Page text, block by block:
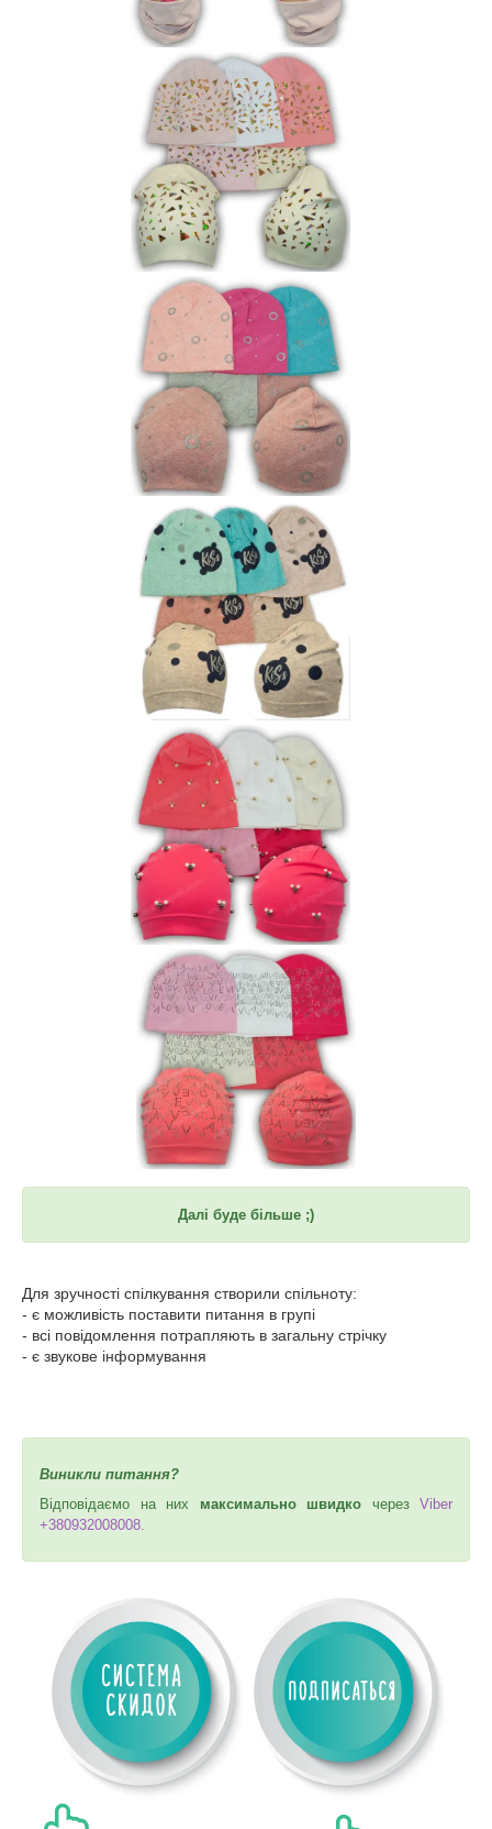
Далі буде більше ;)
Для зручності спілкування створили спільноту:
- є можливість поставити питання в групі
- всі повідомлення потрапляють в загальну стрічку
- є звукове інформування
Виникли питання?
Відповідаємо на них максимально швидко через
Viber
+380932008008.